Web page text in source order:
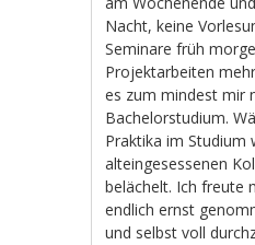
Nacht, keine
Seminare früh
Projektarbeiten
es zum mindest mir
Bachelorstudium.
Praktika im Studium
alteingesessenen
belächelt. Ich freute
endlich ernst
und selbst voll